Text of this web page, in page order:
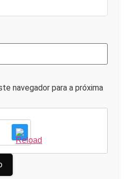
navegador para a próxima